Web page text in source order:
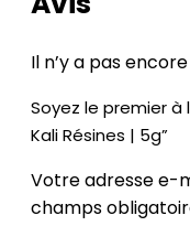
Il n’y a pas encore
Soyez le premier à
Kali Résines | 5g”
Votre adresse e-
champs